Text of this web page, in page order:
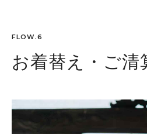
FLOW.6
お着替え・ご清